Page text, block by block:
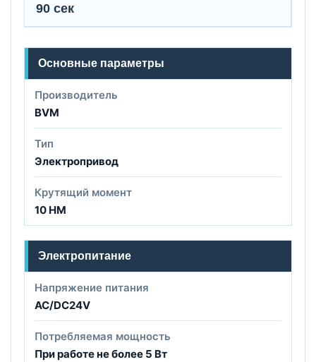
90 сек
Основные параметры
Производитель
BVM
Тип
Электропривод
Крутящий момент
10 НМ
Электропитание
Напряжение питания
AC/DC24V
Потребляемая мощность
При работе не более 5 Вт